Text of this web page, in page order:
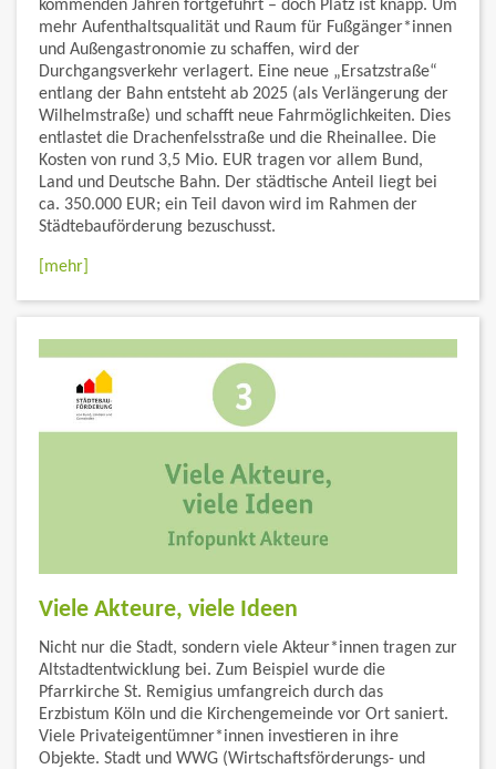
kommenden Jahren fortgeführt – doch Platz ist knapp. Um
mehr Aufenthaltsqualität und Raum für Fußgänger*innen
und Außengastronomie zu schaffen, wird der
Durchgangsverkehr verlagert. Eine neue „Ersatzstraße“
entlang der Bahn entsteht ab 2025 (als Verlängerung der
Wilhelmstraße) und schafft neue Fahrmöglichkeiten. Dies
entlastet die Drachenfelsstraße und die Rheinallee. Die
Kosten von rund 3,5 Mio. EUR tragen vor allem Bund,
Land und Deutsche Bahn. Der städtische Anteil liegt bei
ca. 350.000 EUR; ein Teil davon wird im Rahmen der
Städtebauförderung bezuschusst.
[mehr]
Viele Akteure, viele Ideen
Nicht nur die Stadt, sondern viele Akteur*innen tragen zur
Altstadtentwicklung bei. Zum Beispiel wurde die
Pfarrkirche St. Remigius umfangreich durch das
Erzbistum Köln und die Kirchengemeinde vor Ort saniert.
Viele Privateigentümner*innen investieren in ihre
Objekte. Stadt und WWG (Wirtschaftsförderungs- und